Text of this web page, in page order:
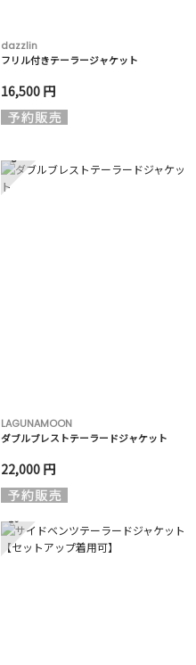
dazzlin
フリル付きテーラージャケット
16,500 円
8
LAGUNAMOON
ダブルブレストテーラードジャケット
22,000 円
10